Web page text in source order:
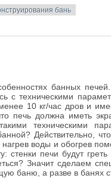
бань
банных
с техническими
10 кг/час дров и
печь должна иметь
техническими
Действительно,
воды и обогрев
стенки печи будут
Значит сделаем
баню, а разве в банях